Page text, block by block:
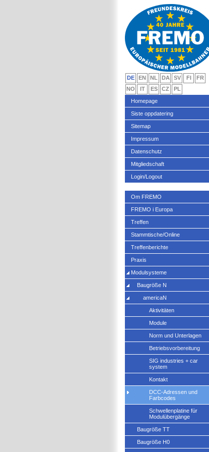
DE EN NL DA SV FI
FR
NO
IT ES CZ
PL
Homepage
Siste oppdatering
Sitemap
Impressum
Datenschutz
Mitgliedschaft
Login/Logout
Om FREMO
FREMO i Europa
Treffen
Stammtische/Online
Treffenberichte
Praxis
Modulsysteme
Baugröße N
americaN
Aktivitäten
Module
Norm und Unterlagen
Betriebsvorbereitung
SIG industries + car
system
Kontakt
DCC-Adressen und
Farbcodes
Schwellenplatine für
Modulübergänge
Baugröße TT
Baugröße H0